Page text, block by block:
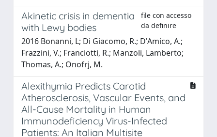
Akinetic crisis in dementia
with Lewy bodies
file con accesso
da definire
2016 Bonanni, L; Di Giacomo, R.; D'Amico, A.;
Frazzini, V.; Franciotti, R.; Manzoli, Lamberto;
Thomas, A.; Onofrj, M.
Alexithymia Predicts Carotid
Atherosclerosis, Vascular Events, and
All-Cause Mortality in Human
Immunodeficiency Virus-Infected
Patients: An Italian Multisite